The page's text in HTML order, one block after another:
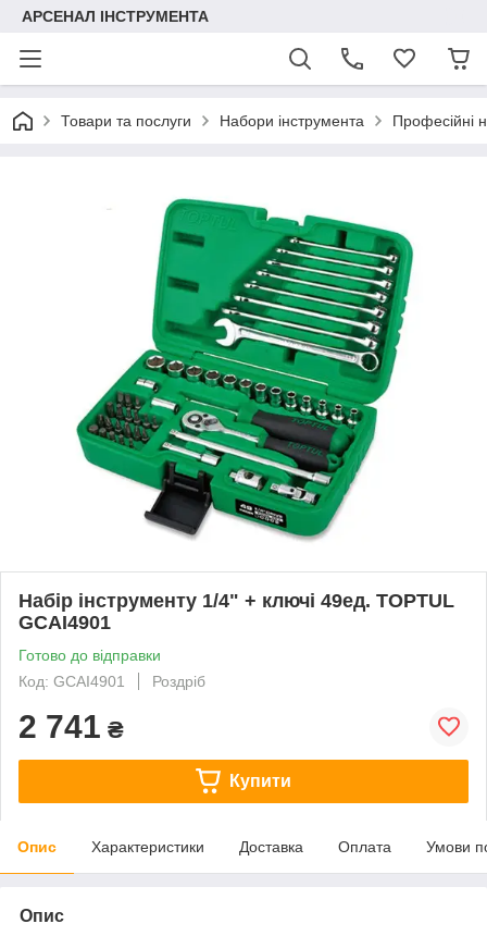
АРСЕНАЛ ІНСТРУМЕНТА
Товари та послуги Набори інструмента Професійні
Набір інструменту 1/4" + ключі 49ед. TOPTUL
GCAI4901
Готово до відправки
Код: GCAI4901
Роздріб
2 741 ₴
Купити
Опис Характеристики Доставка Оплата Умови
Опис